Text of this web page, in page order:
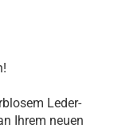
Leder-
Ihrem neuen